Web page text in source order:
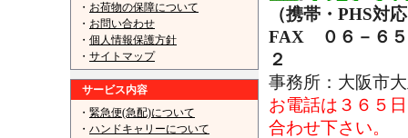
・ お荷物の保障について
・ お問い合わせ
・ 個人情報保護方針
・ サイトマップ
サービス内容
・ 緊急便(急配)について
・ ハンドキャリーについて
（携帯・PHS対
FAX ０６－６５
２
事務所：大阪市
お電話は３６５
合わせ下さい。